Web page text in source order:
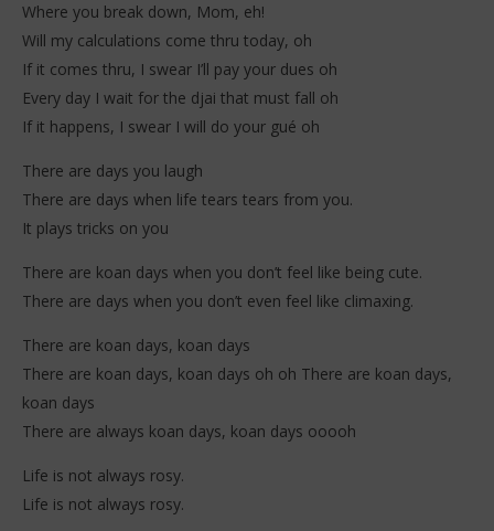
Where you break down, Mom, eh!
Will my calculations come thru today, oh
If it comes thru, I swear I’ll pay your dues oh
Every day I wait for the djai that must fall oh
If it happens, I swear I will do your gué oh
There are days you laugh
There are days when life tears tears from you.
It plays tricks on you
There are koan days when you don’t feel like being cute.
There are days when you don’t even feel like climaxing.
There are koan days, koan days
There are koan days, koan days oh oh There are koan days,
koan days
There are always koan days, koan days ooooh
Life is not always rosy.
Life is not always rosy.